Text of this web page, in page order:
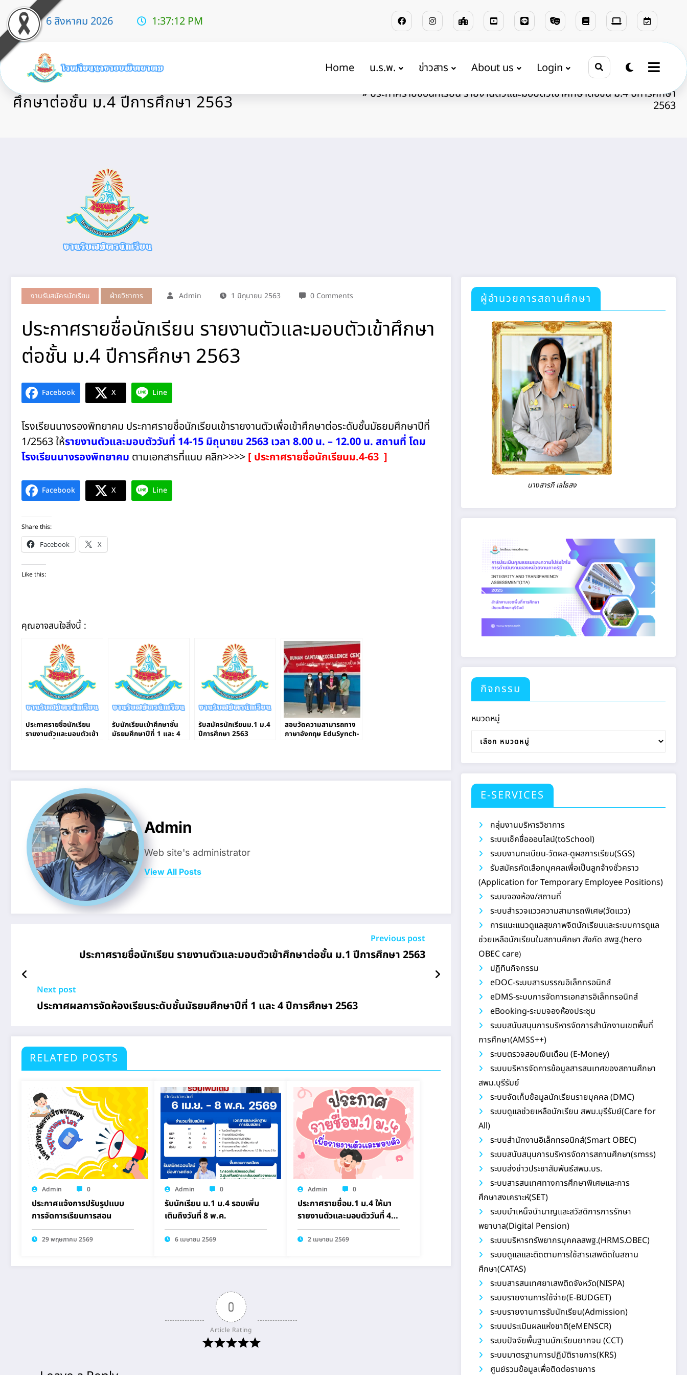
6 สิงหาคม 2026 1:37:14 PM
Home น.ร.พ. ข่าวสาร About us Login
ประกาศรายชื่อนักเรียน รายงานตัวและมอบตัวเข้า
ศึกษาต่อชั้น ม.4 ปีการศึกษา 2563
งานรับสมัครนักเรียน
ประกาศรายชื่อนักเรียน รายงานตัวและมอบตัวเข้าศึกษาต่อชั้น ม.4 ปีการศึกษา
2563
งานรับสมัครนักเรียน ฝ่ายวิชาการ Admin 1 มิถุนายน 2563 0 Comments
ประกาศรายชื่อนักเรียน รายงานตัวและมอบตัวเข้าศึกษา
ต่อชั้น ม.4 ปีการศึกษา 2563
Facebook X Line
โรงเรียนนางรองพิทยาคม ประกาศรายชื่อนักเรียนเข้ารายงานตัวเพื่อเข้าศึกษาต่อระดับชั้นมัธยมศึกษาปีที่
1/2563 ให้รายงานตัวและมอบตัววันที่ 14-15 มิถุนายน 2563 เวลา 8.00 น. – 12.00 น. สถานที่ โดม
โรงเรียนนางรองพิทยาคม ตามเอกสารที่แนบ คลิก>>>> [ ประกาศรายชื่อนักเรียนม.4-63 ]
Facebook X Line
Share this:
Facebook
X
Like this:
คุณอาจสนใจสิ่งนี้ :
ประกาศรายชื่อนักเรียน
รายงานตัวและมอบตัวเข้า
รับนักเรียนเข้าศึกษาชั้น
มัธยมศึกษาปีที่ 1 และ 4
รับสมัครนักเรียนม.1 ม.4
ปีการศึกษา 2563
สอบวัดความสามารถทาง
ภาษาอังกฤษ EduSynch-
Admin
Web site's administrator
View All Posts
Previous post
ประกาศรายชื่อนักเรียน รายงานตัวและมอบตัวเข้าศึกษาต่อชั้น ม.1 ปีการศึกษา 2563
Next post
ประกาศผลการจัดห้องเรียนระดับชั้นมัธยมศึกษาปีที่ 1 และ 4 ปีการศึกษา 2563
RELATED POSTS
Admin 0
ประกาศแจ้งการปรับรูปแบบ
การจัดการเรียนการสอน
29 พฤษภาคม 2569
Admin 0
รับนักเรียน ม.1 ม.4 รอบเพิ่ม
เติมถึงวันที่ 8 พ.ค.
6 เมษายน 2569
Admin 0
ประกาศรายชื่อม.1 ม.4 ให้มา
รายงานตัวและมอบตัววันที่ 4
เม.ย. 69
2 เมษายน 2569
0
Article Rating
ผู้อำนวยการสถานศึกษา
นางสารภี เลไธสง
กิจกรรม
หมวดหมู่
E-SERVICES
กลุ่มงานบริหารวิชาการ
ระบบเช็คชื่อออนไลน์(toSchool)
ระบบงานทะเบียน-วัดผล-ดูผลการเรียน(SGS)
รับสมัครคัดเลือกบุคคลเพื่อเป็นลูกจ้างชั่วคราว
(Application for Temporary Employee Positions)
ระบบจองห้อง/สถานที่
ระบบสำรวจแววความสามารถพิเศษ(วัดแวว)
การแนะแนวดูแลสุขภาพจิตนักเรียนและระบบการดูแล
ช่วยเหลือนักเรียนในสถานศึกษา สังกัด สพฐ.(hero
OBEC care)
ปฏิทินกิจกรรม
eDOC-ระบบสารบรรณอิเล็กทรอนิกส์
eDMS-ระบบการจัดการเอกสารอิเล็กทรอนิกส์
eBooking-ระบบจองห้องประชุม
ระบบสนับสนุนการบริหารจัดการสำนักงานเขตพื้นที่
การศึกษา(AMSS++)
ระบบตรวจสอบเงินเดือน (E-Money)
ระบบบริหารจัดการข้อมูลสารสนเทศของสถานศึกษา
สพม.บุรีรัมย์
ระบบจัดเก็บข้อมูลนักเรียนรายบุคคล (DMC)
ระบบดูแลช่วยเหลือนักเรียน สพม.บุรีรัมย์(Care for
All)
ระบบสำนักงานอิเล็กทรอนิกส์(Smart OBEC)
ระบบสนับสนุนการบริหารจัดการสถานศึกษา(smss)
ระบบส่งข่าวประชาสัมพันธ์สพม.บร.
ระบบสารสนเทศทางการศึกษาพิเศษและการ
ศึกษาสงเคราะห์(SET)
ระบบบำเหน็จบำนาญและสวัสดิการการรักษา
พยาบาล(Digital Pension)
ระบบบริหารทรัพยากรบุคคลสพฐ.(HRMS.OBEC)
ระบบดูแลและติดตามการใช้สารเสพติดในสถาน
ศึกษา(CATAS)
ระบบสารสนเทศยาเสพติดจังหวัด(NISPA)
ระบบรายงานการใช้จ่าย(E-BUDGET)
ระบบรายงานการรับนักเรียน(Admission)
ระบบประเมินผลแห่งชาติ(eMENSCR)
ระบบปัจจัยพื้นฐานนักเรียนยากจน (CCT)
ระบบมาตรฐานการปฏิบัติราชการ(KRS)
ศูนย์รวมข้อมูลเพื่อติดต่อราชการ